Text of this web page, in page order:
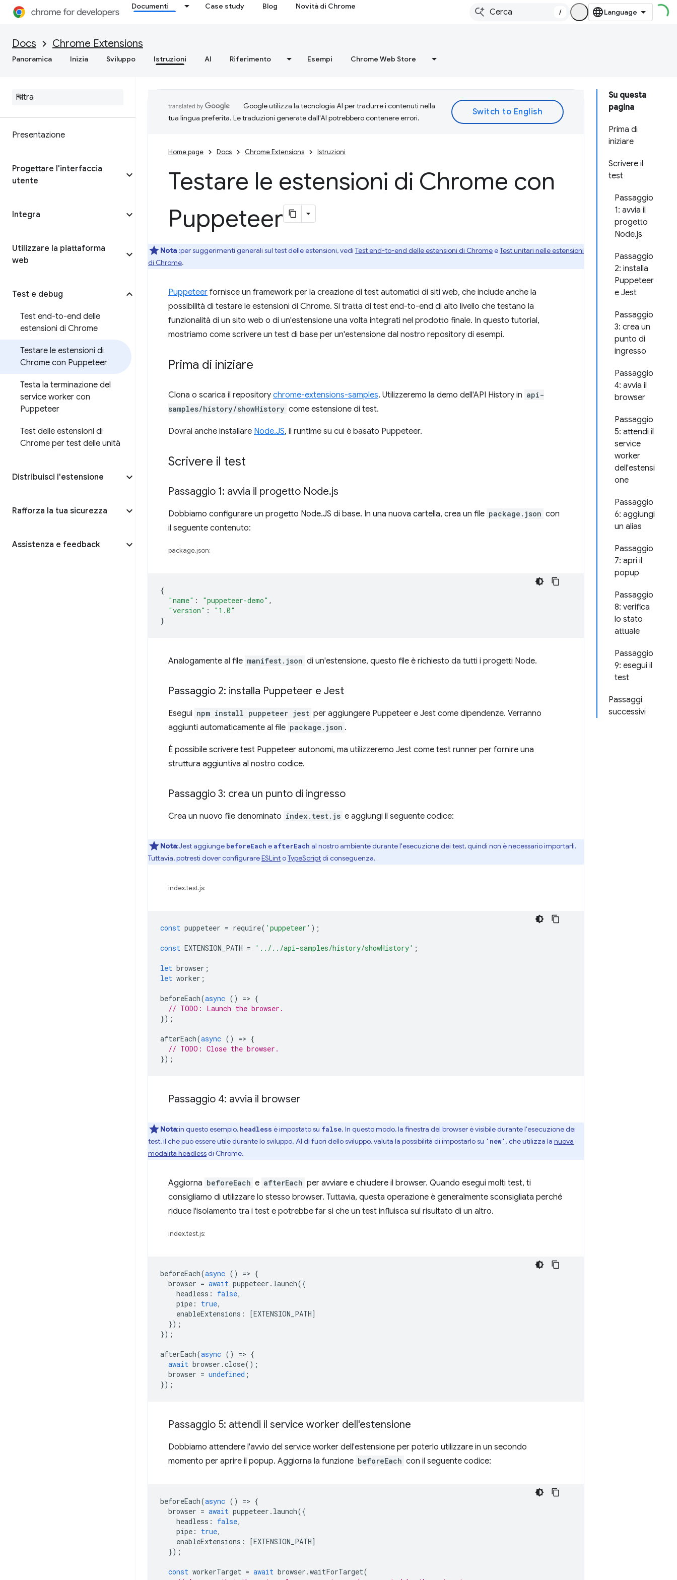
Documenti Case study Blog Novità di Chrome
/
Docs Chrome Extensions
Panoramica Inizia Sviluppo Istruzioni AI Riferimento Esempi Chrome Web Store
Presentazione
Progettare l'interfaccia
utente
Integra
Utilizzare la piattaforma
web
Test e debug
Test end-to-end delle
estensioni di Chrome
Testare le estensioni di
Chrome con Puppeteer
Testa la terminazione del
service worker con
Puppeteer
Test delle estensioni di
Chrome per test delle unità
Distribuisci l'estensione
Rafforza la tua sicurezza
Assistenza e feedback
Su questa
pagina
Prima di
iniziare
Scrivere il
test
Passaggio
1: avvia il
progetto
Node.js
Passaggio
2: installa
Puppeteer
e Jest
Passaggio
3: crea un
punto di
ingresso
Passaggio
4: avvia il
browser
Passaggio
5: attendi il
service
worker
dell'estensi
one
Passaggio
6: aggiungi
un alias
Passaggio
7: apri il
popup
Passaggio
8: verifica
lo stato
attuale
Passaggio
9: esegui il
test
Passaggi
successivi
Google utilizza la tecnologia AI per tradurre i contenuti nella
tua lingua preferita. Le traduzioni generate dall'AI potrebbero contenere errori.
Home page Docs Chrome Extensions Istruzioni
Testare le estensioni di Chrome con
Puppeteer
Nota :per suggerimenti generali sul test delle estensioni, vedi Test end-to-end delle estensioni di ChromeeTest unitari nelle estensioni
di Chrome.
Puppeteer fornisce un framework per la creazione di test automatici di siti web, che include anche la
possibilità di testare le estensioni di Chrome. Si tratta di test end-to-end di alto livello che testano la
funzionalità di un sito web o di un'estensione una volta integrati nel prodotto finale. In questo tutorial,
mostriamo come scrivere un test di base per un'estensione dal nostro repository di esempi.
Prima di iniziare
Clona o scarica il repository chrome-extensions-samples. Utilizzeremo la demo dell'API History in api-
samples/history/showHistory come estensione di test.
Dovrai anche installare Node.JS, il runtime su cui è basato Puppeteer.
Scrivere il test
Passaggio 1: avvia il progetto Node.js
Dobbiamo configurare un progetto Node.JS di base. In una nuova cartella, crea un file package.json con
il seguente contenuto:
package.json:
{
"name" : "puppeteer-demo" ,
"version" :
"1.0"
}
Analogamente al file manifest.json di un'estensione, questo file è richiesto da tutti i progetti Node.
Passaggio 2: installa Puppeteer e Jest
Esegui npm install puppeteer jest per aggiungere Puppeteer e Jest come dipendenze. Verranno
aggiunti automaticamente al file package.json .
È possibile scrivere test Puppeteer autonomi, ma utilizzeremo Jest come test runner per fornire una
struttura aggiuntiva al nostro codice.
Passaggio 3: crea un punto di ingresso
Crea un nuovo file denominato index.test.js e aggiungi il seguente codice:
Nota:Jest aggiunge beforeEach e afterEach al nostro ambiente durante l'esecuzione dei test, quindi non è necessario importarli.
Tuttavia, potresti dover configurareESLintoTypeScriptdi conseguenza.
index.test.js:
const puppeteer = require( 'puppeteer' );
const EXTENSION_PATH = '../../api-samples/history/showHistory' ;
let browser ;
let worker ;
beforeEach(async () => {
// TODO: Launch the browser.
});
afterEach(async () => {
// TODO: Close the browser.
});
Passaggio 4: avvia il browser
Nota:in questo esempio, headless è impostato su false. In questo modo, la finestra del browser è visibile durante l'esecuzione dei
test, il che può essere utile durante lo sviluppo. Al di fuori dello sviluppo, valuta la possibilità di impostarlo su 'new' , che utilizza la nuova
modalità headlessdi Chrome.
Aggiorna beforeEach e afterEach per avviare e chiudere il browser. Quando esegui molti test, ti
consigliamo di utilizzare lo stesso browser. Tuttavia, questa operazione è generalmente sconsigliata perché
riduce l'isolamento tra i test e potrebbe far sì che un test influisca sul risultato di un altro.
index.test.js:
beforeEach(async () => {
browser = await puppeteer . launch({
headless : false,
pipe : true,
enableExtensions : [EXTENSION_PATH]
});
});
afterEach(async () => {
await browser .close();
browser = undefined ;
});
Passaggio 5: attendi il service worker dell'estensione
Dobbiamo attendere l'avvio del service worker dell'estensione per poterlo utilizzare in un secondo
momento per aprire il popup. Aggiorna la funzione beforeEach con il seguente codice:
beforeEach(async () => {
browser = await puppeteer . launch({
headless : false,
pipe : true,
enableExtensions : [EXTENSION_PATH]
});
const workerTarget = await browser .waitForTarget(